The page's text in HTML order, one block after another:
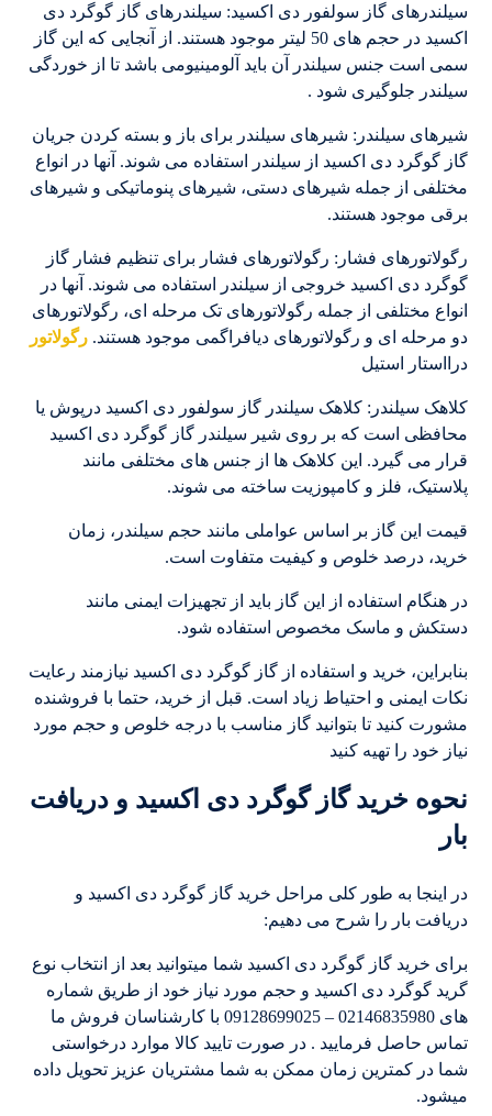
سیلندرهای گاز سولفور دی اکسید: سیلندرهای گاز گوگرد دی
اکسید در حجم های 50 لیتر موجود هستند. از آنجایی که این گاز
سمی است جنس سیلندر آن باید آلومینیومی باشد تا از خوردگی
سیلندر جلوگیری شود .
شیرهای سیلندر: شیرهای سیلندر برای باز و بسته کردن جریان
گاز گوگرد دی اکسید از سیلندر استفاده می شوند. آنها در انواع
مختلفی از جمله شیرهای دستی، شیرهای پنوماتیکی و شیرهای
برقی موجود هستند.
رگولاتورهای فشار: رگولاتورهای فشار برای تنظیم فشار گاز
گوگرد دی اکسید خروجی از سیلندر استفاده می شوند. آنها در
انواع مختلفی از جمله رگولاتورهای تک مرحله ای، رگولاتورهای
دو مرحله ای و رگولاتورهای دیافراگمی موجود هستند.رگولاتور
درااستار استیل
کلاهک سیلندر: کلاهک سیلندر گاز سولفور دی اکسید درپوش یا
محافظی است که بر روی شیر سیلندر گاز گوگرد دی اکسید
قرار می گیرد. این کلاهک ها از جنس های مختلفی مانند
پلاستیک، فلز و کامپوزیت ساخته می شوند.
قیمت این گاز بر اساس عواملی مانند حجم سیلندر، زمان
خرید، درصد خلوص و کیفیت متفاوت است.
در هنگام استفاده از این گاز باید از تجهیزات ایمنی مانند
دستکش و ماسک مخصوص استفاده شود.
بنابراین، خرید و استفاده از گاز گوگرد دی اکسید نیازمند رعایت
نکات ایمنی و احتیاط زیاد است. قبل از خرید، حتما با فروشنده
مشورت کنید تا بتوانید گاز مناسب با درجه خلوص و حجم مورد
نیاز خود را تهیه کنید
نحوه خرید گاز گوگرد دی اکسید و دریافت
بار
در اینجا به طور کلی مراحل خرید گاز گوگرد دی اکسید و
دریافت بار را شرح می دهیم:
برای خرید گاز گوگرد دی اکسید شما میتوانید بعد از انتخاب نوع
گرید گوگرد دی اکسید و حجم مورد نیاز خود از طریق شماره
های 02146835980 – 09128699025 با کارشناسان فروش ما
تماس حاصل فرمایید . در صورت تایید کالا موارد درخواستی
شما در کمترین زمان ممکن به شما مشتریان عزیز تحویل داده
میشود.